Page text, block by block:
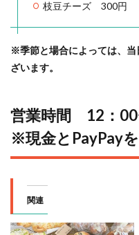
枝豆チーズ 300
※季節と場合によっては、
ざいます。
営業時間 12：
※現金とPayPay
関連